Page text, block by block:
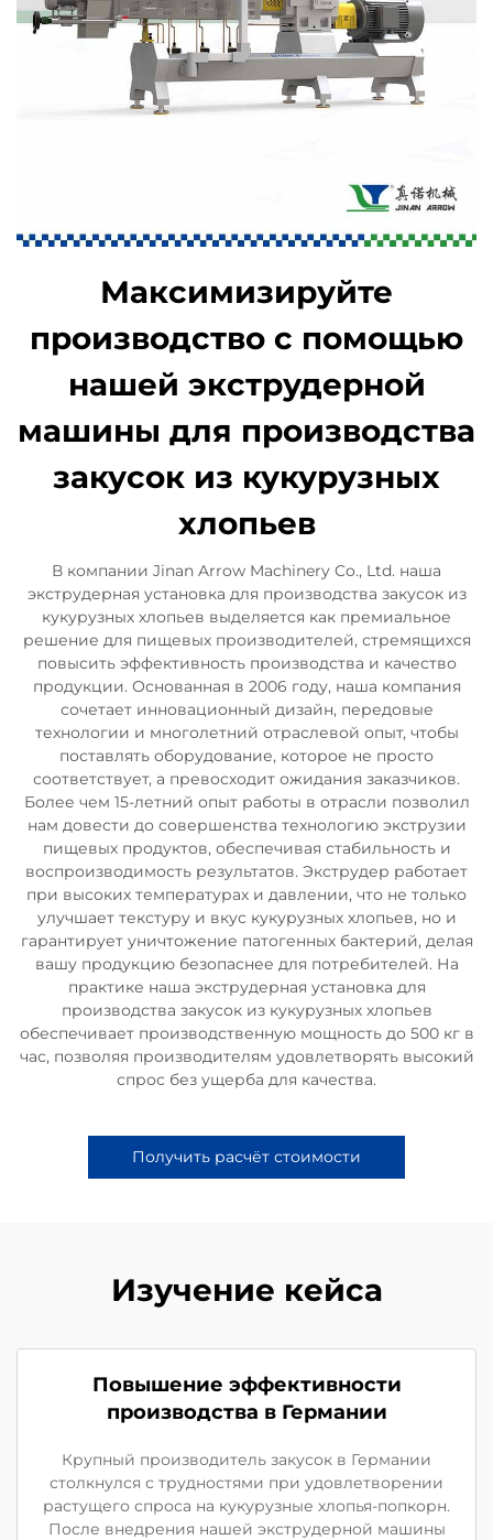
Максимизируйте
производство с помощью
нашей экструдерной
машины для производства
закусок из кукурузных
хлопьев
В компании Jinan Arrow Machinery Co., Ltd. наша
экструдерная установка для производства закусок из
кукурузных хлопьев выделяется как премиальное
решение для пищевых производителей, стремящихся
повысить эффективность производства и качество
продукции. Основанная в 2006 году, наша компания
сочетает инновационный дизайн, передовые
технологии и многолетний отраслевой опыт, чтобы
поставлять оборудование, которое не просто
соответствует, а превосходит ожидания заказчиков.
Более чем 15-летний опыт работы в отрасли позволил
нам довести до совершенства технологию экструзии
пищевых продуктов, обеспечивая стабильность и
воспроизводимость результатов. Экструдер работает
при высоких температурах и давлении, что не только
улучшает текстуру и вкус кукурузных хлопьев, но и
гарантирует уничтожение патогенных бактерий, делая
вашу продукцию безопаснее для потребителей. На
практике наша экструдерная установка для
производства закусок из кукурузных хлопьев
обеспечивает производственную мощность до 500 кг в
час, позволяя производителям удовлетворять высокий
спрос без ущерба для качества.
Получить расчёт стоимости
Изучение кейса
Повышение эффективности
производства в Германии
Крупный производитель закусок в Германии
столкнулся с трудностями при удовлетворении
растущего спроса на кукурузные хлопья-попкорн.
После внедрения нашей экструдерной машины